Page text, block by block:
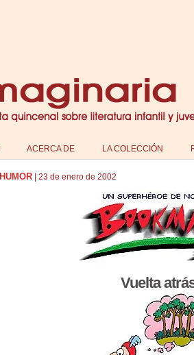
ACERCA DE LA COLECCIÓN
HUMOR| 23 de enero de 2002
Vuelta